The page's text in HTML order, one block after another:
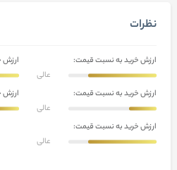
نظرات
ارزش خرید به نسبت قیمت:
عالی
ارزش
ارزش خرید به نسبت قیمت:
عالی
ارزش
ارزش خرید به نسبت قیمت:
عالی